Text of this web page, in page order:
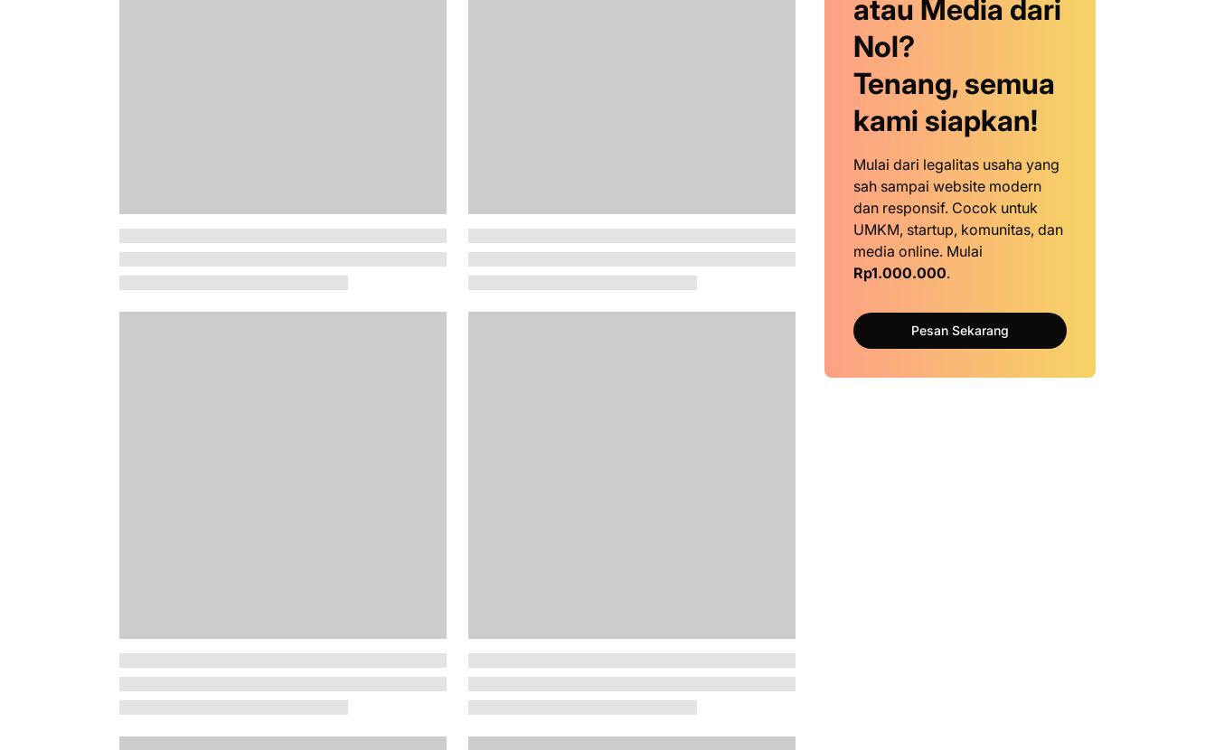
atau Media dari
Nol?
Tenang, semua
kami siapkan!
Mulai dari legalitas usaha yang
sah sampai website modern
dan responsif. Cocok untuk
UMKM, startup, komunitas, dan
media online. Mulai
Rp1.000.000.
Pesan Sekarang